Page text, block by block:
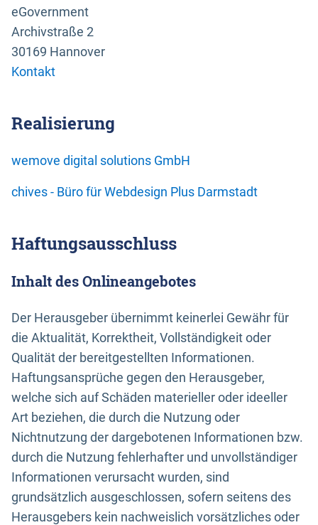
eGovernment
Archivstraße 2
30169 Hannover
Kontakt
Realisierung
wemove digital solutions GmbH
chives - Büro für Webdesign Plus Darmstadt
Haftungsausschluss
Inhalt des Onlineangebotes
Der Herausgeber übernimmt keinerlei Gewähr für
die Aktualität, Korrektheit, Vollständigkeit oder
Qualität der bereitgestellten Informationen.
Haftungsansprüche gegen den Herausgeber,
welche sich auf Schäden materieller oder ideeller
Art beziehen, die durch die Nutzung oder
Nichtnutzung der dargebotenen Informationen bzw.
durch die Nutzung fehlerhafter und unvollständiger
Informationen verursacht wurden, sind
grundsätzlich ausgeschlossen, sofern seitens des
Herausgebers kein nachweislich vorsätzliches oder